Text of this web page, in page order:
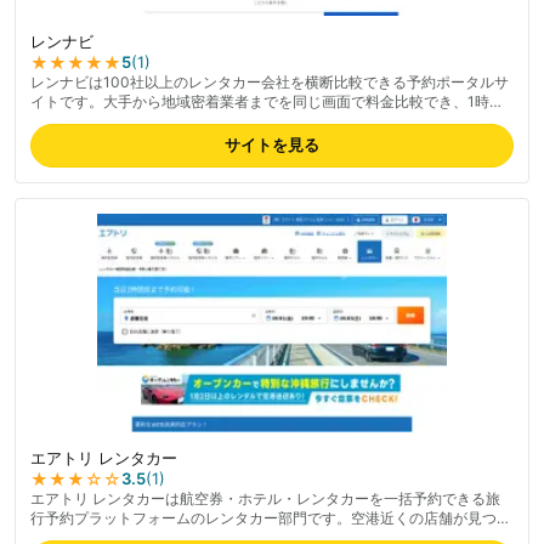
レンナビ
★★★★★5(1)
レンナビは100社以上のレンタカー会社を横断比較できる予約ポータルサ
イトです。大手から地域密着業者までを同じ画面で料金比較でき、1時間
前までの予約に対応します。検索結果に表示される料金プランには免責補
償が含まれているケースが多いため、補償内容と総額は予約画面で必ずご
確認ください。最新の取り扱い業者・料金は公式サイトでご確認くださ
い。対応エリアは全国47都道府県で、特定地域だけで営業する地元レン
タカー業者も検索対象に含まれるため、大手チェーンが無い地方でも候補
を見つけやすい設計です。
サイトを見る
エアトリ レンタカー
★★★☆☆3.5(1)
エアトリ レンタカーは航空券・ホテル・レンタカーを一括予約できる旅
行予約プラットフォームのレンタカー部門です。空港近くの店舗が見つけ
やすく、出張・旅行とまとめて予約したい人に便利な料金プランが揃いま